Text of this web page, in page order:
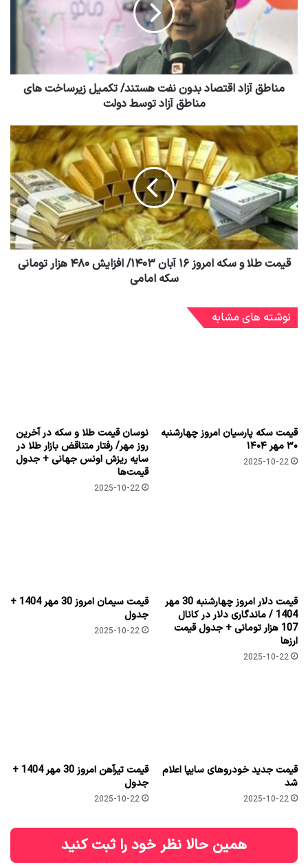
مناطق آزاد اقتصاد بدون نفت هستند/ تکمیل زیرساخت های
مناطق آزاد توسط دولت
قیمت طلا و سکه امروز ۱۶ آبان ۱۴۰۳/ افزایش ۴۸۰ هزار تومانی
سکه امامی
نوشته های مشابه
قیمت سکه پارسیان امروز چهارشنبه
۳۰ مهر ۱۴۰۴
2025-10-22
نوسان قیمت طلا و سکه در آخرین
روز مهر/ رفتار متناقض بازار طلا در
سایه ریزش اونس جهانی + جدول
قیمت‌ها
2025-10-22
قیمت دلار امروز چهارشنبه 30 مهر
1404 / ماندگاری دلار در کانال
107 هزار تومانی + جدول قیمت
ارزها
2025-10-22
قیمت سیمان امروز 30 مهر 1404 +
جدول
2025-10-22
قیمت جدید خودروهای سایپا اعلام
شد
2025-10-22
قیمت تیرآهن امروز 30 مهر 1404 +
جدول
2025-10-22
همین حالا نظر خود را ثبت کنید